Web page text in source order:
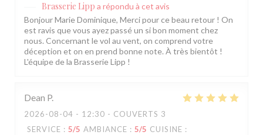
Brasserie Lipp a répondu à cet avis
Bonjour Marie Dominique, Merci pour ce beau retour ! On
est ravis que vous ayez passé un si bon moment chez
nous. Concernant le vol au vent, on comprend votre
déception et on en prend bonne note. À très bientôt !
L'équipe de la Brasserie Lipp !
Dean P
2026-08-04 - 12:30 - COUVERTS 3
SERVICE : 5/5 AMBIANCE : 5/5 CUISINE :